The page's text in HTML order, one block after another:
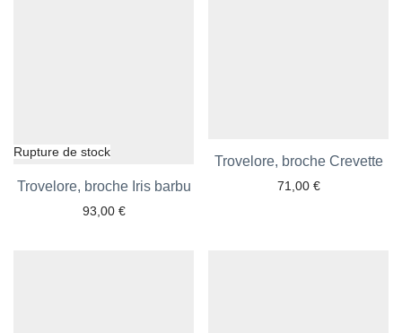
Trovelore, broche Iris barbu
93,00 €
Ajouter aux favoris
Trovelore, broche Crevette
71,00 €
Ajouter aux favoris